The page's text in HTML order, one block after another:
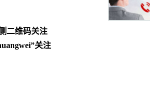
二维码关注
关注